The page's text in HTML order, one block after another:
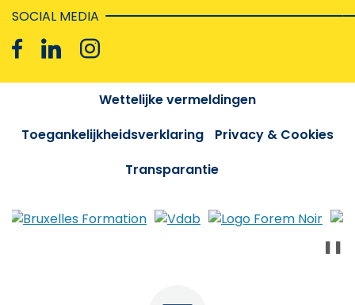
SOCIAL MEDIA
Wettelijke vermeldingen
Toegankelijkheidsverklaring
Privacy & Cookies
Transparantie
❚❚